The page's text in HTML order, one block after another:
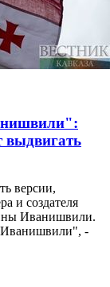
выдвигать
версии,
и создателя
Иванишвили.
Иванишвили", -